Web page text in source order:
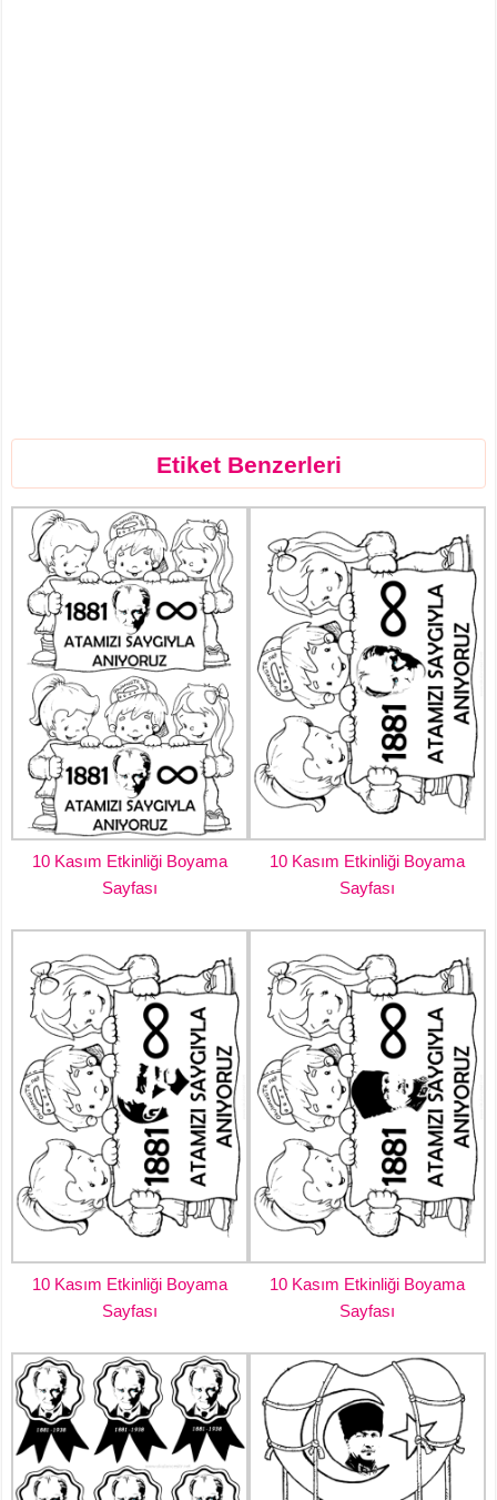
Etiket Benzerleri
10 Kasım Etkinliği Boyama
Sayfası
10 Kasım Etkinliği Boyama
Sayfası
10 Kasım Etkinliği Boyama
Sayfası
10 Kasım Etkinliği Boyama
Sayfası